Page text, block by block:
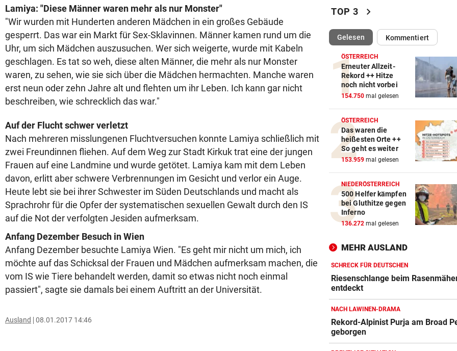
Lamiya: "Diese Männer waren mehr als nur Monster"
"Wir wurden mit Hunderten anderen Mädchen in ein großes Gebäude
gesperrt. Das war ein Markt für Sex-Sklavinnen. Männer kamen rund um die
Uhr, um sich Mädchen auszusuchen. Wer sich weigerte, wurde mit Kabeln
geschlagen. Es tat so weh, diese alten Männer, die mehr als nur Monster
waren, zu sehen, wie sie sich über die Mädchen hermachten. Manche waren
erst neun oder zehn Jahre alt und flehten um ihr Leben. Ich kann gar nicht
beschreiben, wie schrecklich das war."
Auf der Flucht schwer verletzt
Nach mehreren misslungenen Fluchtversuchen konnte Lamiya schließlich mit
zwei Freundinnen fliehen. Auf dem Weg zur Stadt Kirkuk trat eine der jungen
Frauen auf eine Landmine und wurde getötet. Lamiya kam mit dem Leben
davon, erlitt aber schwere Verbrennungen im Gesicht und verlor ein Auge.
Heute lebt sie bei ihrer Schwester im Süden Deutschlands und macht als
Sprachrohr für die Opfer der systematischen sexuellen Gewalt durch den IS
auf die Not der verfolgten Jesiden aufmerksam.
Anfang Dezember Besuch in Wien
Anfang Dezember besuchte Lamiya Wien. "Es geht mir nicht um mich, ich
möchte auf das Schicksal der Frauen und Mädchen aufmerksam machen, die
vom IS wie Tiere behandelt werden, damit so etwas nicht noch einmal
passiert", sagte sie damals bei einem Auftritt an der Universität.
Ausland 08.01.2017 14:46
Wassergebühren im Ländle
BRENZLIGE SITUATION
Trumps Heli beinahe mit
Passagierjet kollidiert
OFFENSIVE VERSTÄRKUNG vor
Wunschspieler! GAK angelt
junges ÖFB-Juwel
AUCH NEUER THEMENWEG vor
Nationalpark sucht wieder
Almhirten des Jahres
Rihanna braucht ein Team
drei Kinder
GROSSEINSATZ IN WIEN vor
Dorotheum-Überfall: Täter in
KRONE+ TESTET FÜR SIE
Insta360 Mic Pro: Endlich
Ton am Handy?
CHIPS, KI UND ROBOTER
Diese China-Durchbrüche
machen Washington nervös
TOP 3 chevron_right
Gelesen(ausgewählt)Kommentiert
ÖSTERREICH
Erneuter Allzeit-
Rekord ++ Hitze
noch nicht vorbei
154.750 mal gelesen
ÖSTERREICH
Das waren die
heißesten Orte ++
So geht es weiter
153.959 mal gelesen
NIEDERÖSTERREICH
500 Helfer kämpfen
bei Gluthitze gegen
Inferno
136.272 mal gelesen
MEHR AUSLAND
SCHRECK FÜR DEUTSCHEN
Riesenschlange beim
entdeckt
NACH LAWINEN-DRAMA
Rekord-Alpinist Purja am Broad
geborgen